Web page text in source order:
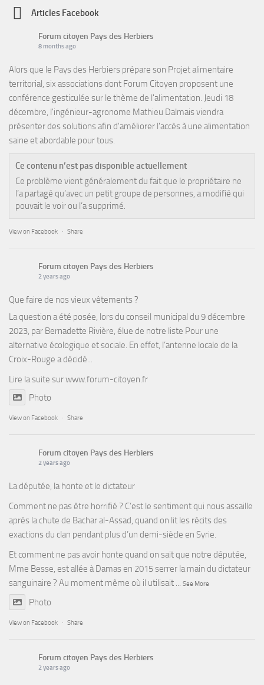
Articles Facebook
Forum citoyen Pays des Herbiers
8 months ago
Alors que le Pays des Herbiers prépare son Projet alimentaire
territorial, six associations dont Forum Citoyen proposent une
conférence gesticulée sur le thème de l'alimentation. Jeudi 18
décembre, l'ingénieur-agronome Mathieu Dalmais viendra
présenter des solutions afin d'améliorer l'accès à une alimentation
saine et abordable pour tous.
Ce contenu n’est pas disponible actuellement
Ce problème vient généralement du fait que le propriétaire ne
l’a partagé qu’avec un petit groupe de personnes, a modifié qui
pouvait le voir ou l’a supprimé.
View on Facebook · Share
Forum citoyen Pays des Herbiers
2 years ago
Que faire de nos vieux vêtements ?
La question a été posée, lors du conseil municipal du 9 décembre
2023, par Bernadette Rivière, élue de notre liste Pour une
alternative écologique et sociale. En effet, l’antenne locale de la
Croix-Rouge a décidé...
Lire la suite surwww.forum-citoyen.fr
Photo
View on Facebook · Share
Forum citoyen Pays des Herbiers
2 years ago
La députée, la honte et le dictateur
Comment ne pas être horrifié ? C’est le sentiment qui nous assaille
après la chute de Bachar al-Assad, quand on lit les récits des
exactions du clan pendant plus d’un demi-siècle en Syrie.
Et comment ne pas avoir honte quand on sait que notre députée,
Mme Besse, est allée à Damas en 2015 serrer la main du dictateur
sanguinaire ? Au moment même où il utilisait ... See More
Photo
View on Facebook · Share
Forum citoyen Pays des Herbiers
2 years ago